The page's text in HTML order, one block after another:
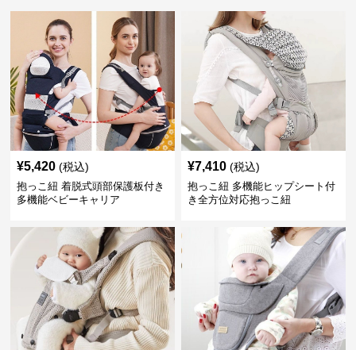
¥5,420 (税込)
抱っこ紐 着脱式頭部保護板付き
多機能ベビーキャリア
¥7,410 (税込)
抱っこ紐 多機能ヒップシート付
き全方位対応抱っこ紐